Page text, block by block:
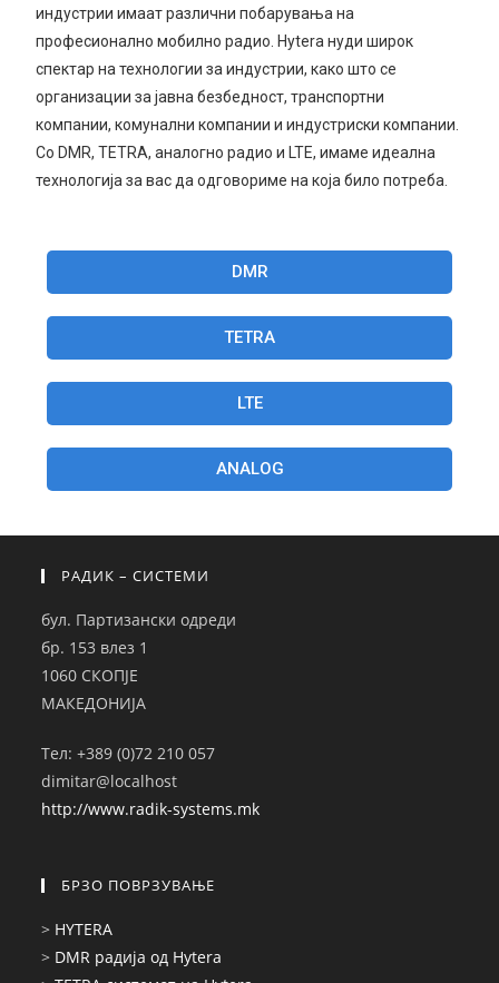
индустрии имаат различни побарувања на
професионално мобилно радио. Hytera нуди широк
спектар на технологии за индустрии, како што се
организации за јавна безбедност, транспортни
компании, комунални компании и индустриски компании.
Со DMR, TETRA, аналогно радио и LTE, имаме идеална
технологија за вас да одговориме на која било потреба.
DMR
TETRA
LTE
ANALOG
РАДИК – СИСТЕМИ
бул. Партизански одреди
бр. 153 влез 1
1060 СКОПЈЕ
МАКЕДОНИЈА
Тел: +389 (0)72 210 057
dimitar@localhost
http://www.radik-systems.mk
БРЗО ПОВРЗУВАЊЕ
> HYTERA
> DMR радија од Hytera